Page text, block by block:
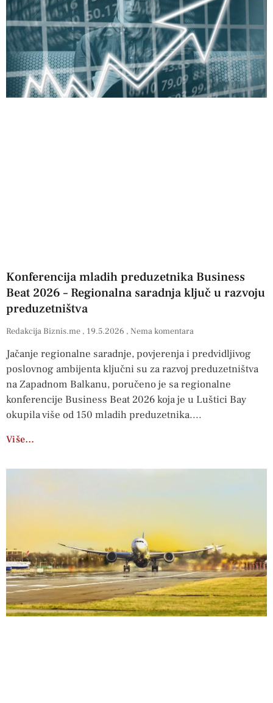
Konferencija mladih preduzetnika Business
Beat 2026 – Regionalna saradnja ključ u razvoju
preduzetništva
Redakcija Biznis.me 19.5.2026 Nema komentara
Jačanje regionalne saradnje, povjerenja i predvidljivog
poslovnog ambijenta ključni su za razvoj preduzetništva
na Zapadnom Balkanu, poručeno je sa regionalne
konferencije Business Beat 2026 koja je u Luštici Bay
okupila više od 150 mladih preduzetnika.
Više…